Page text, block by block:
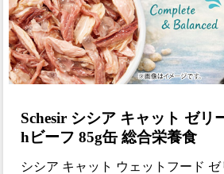
Schesir シシア キャット ゼリ
hビーフ 85g缶 総合栄養食
シシア キャット ウェットフード